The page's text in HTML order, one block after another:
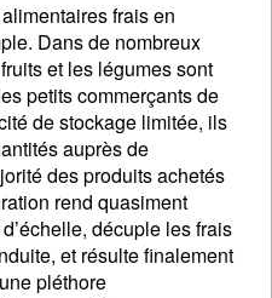
frais en
Dans de nombreux
et les légumes sont
petits commerçants de
de stockage limitée, ils
auprès de
des produits achetés
rend quasiment
décuple les frais
et résulte finalement
pléthore